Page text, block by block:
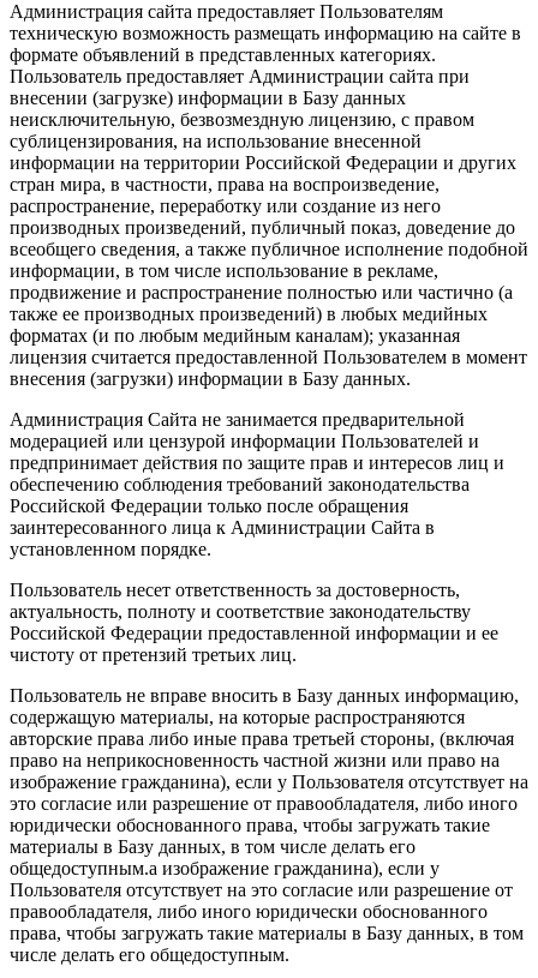
Администрация сайта предоставляет Пользователям
техническую возможность размещать информацию на сайте в
формате объявлений в представленных категориях.
Пользователь предоставляет Администрации сайта при
внесении (загрузке) информации в Базу данных
неисключительную, безвозмездную лицензию, с правом
сублицензирования, на использование внесенной
информации на территории Российской Федерации и других
стран мира, в частности, права на воспроизведение,
распространение, переработку или создание из него
производных произведений, публичный показ, доведение до
всеобщего сведения, а также публичное исполнение подобной
информации, в том числе использование в рекламе,
продвижение и распространение полностью или частично (а
также ее производных произведений) в любых медийных
форматах (и по любым медийным каналам); указанная
лицензия считается предоставленной Пользователем в момент
внесения (загрузки) информации в Базу данных.
Администрация Сайта не занимается предварительной
модерацией или цензурой информации Пользователей и
предпринимает действия по защите прав и интересов лиц и
обеспечению соблюдения требований законодательства
Российской Федерации только после обращения
заинтересованного лица к Администрации Сайта в
установленном порядке.
Пользователь несет ответственность за достоверность,
актуальность, полноту и соответствие законодательству
Российской Федерации предоставленной информации и ее
чистоту от претензий третьих лиц.
Пользователь не вправе вносить в Базу данных информацию,
содержащую материалы, на которые распространяются
авторские права либо иные права третьей стороны, (включая
право на неприкосновенность частной жизни или право на
изображение гражданина), если у Пользователя отсутствует на
это согласие или разрешение от правообладателя, либо иного
юридически обоснованного права, чтобы загружать такие
материалы в Базу данных, в том числе делать его
общедоступным.а изображение гражданина), если у
Пользователя отсутствует на это согласие или разрешение от
правообладателя, либо иного юридически обоснованного
права, чтобы загружать такие материалы в Базу данных, в том
числе делать его общедоступным.